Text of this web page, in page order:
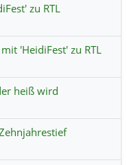
zu RTL
'HeidiFest' zu RTL
heiß wird